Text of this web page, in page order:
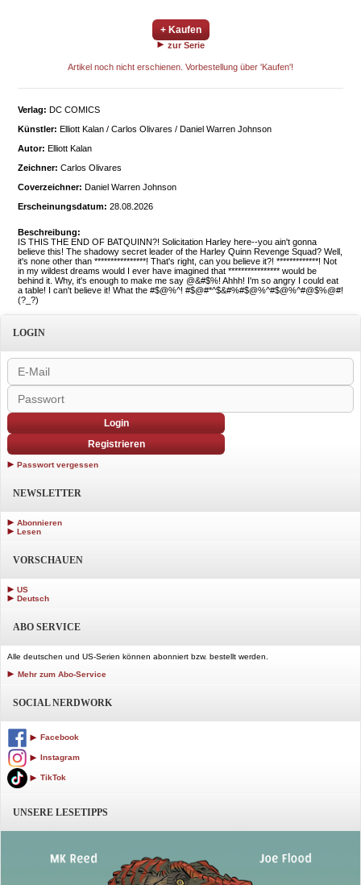
+ Kaufen
zur Serie
Artikel noch nicht erschienen. Vorbestellung über 'Kaufen'!
Verlag: DC COMICS
Künstler: Elliott Kalan / Carlos Olivares / Daniel Warren Johnson
Autor: Elliott Kalan
Zeichner: Carlos Olivares
Coverzeichner: Daniel Warren Johnson
Erscheinungsdatum: 28.08.2026
Beschreibung:
IS THIS THE END OF BATQUINN?! Solicitation Harley here--you ain't gonna
believe this! The shadowy secret leader of the Harley Quinn Revenge Squad? Well,
it's none other than ****************! That's right, can you believe it?! *************! Not
in my wildest dreams would I ever have imagined that **************** would be
behind it. Why, it's enough to make me say @&#$%! Ahhh! I'm so angry I could eat
a table! I can't believe it! What the #$@%^! #$@#*^$&#%#$@%^#$@%^#@$%@#!
(?_?)
LOGIN
Login
Registrieren
Passwort vergessen
NEWSLETTER
Abonnieren
Lesen
VORSCHAUEN
US
Deutsch
ABO SERVICE
Alle deutschen und US-Serien können abonniert bzw. bestellt werden.
Mehr zum Abo-Service
SOCIAL NERDWORK
Facebook
Instagram
TikTok
UNSERE LESETIPPS